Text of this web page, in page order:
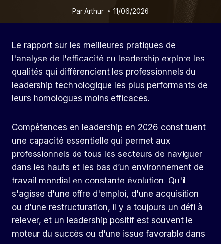
ParArthur 11/06/2026
Le rapport sur les meilleures pratiques de
l'analyse de l'efficacité du leadership explore les
qualités qui différencient les professionnels du
leadership technologique les plus performants de
leurs homologues moins efficaces.
Compétences en leadership en 2026 constituent
une capacité essentielle qui permet aux
professionnels de tous les secteurs de naviguer
dans les hauts et les bas d’un environnement de
travail mondial en constante évolution. Qu'il
s'agisse d'une offre d'emploi, d'une acquisition
ou d'une restructuration, il y a toujours un défi à
relever, et un leadership positif est souvent le
moteur du succès ou d'une issue favorable dans